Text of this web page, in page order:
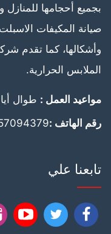
بجميع أحجامها للمنازل
صيانة المكيفات
وأشكالها، كما تقدم
الملابس الحرارية.
مواعيد العمل : طوال
رقم الهاتف :
تابعنا علي
تابعنا تابعنا